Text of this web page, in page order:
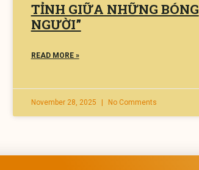
TỈNH GIỮA NHỮNG BÓNG
NGƯỜI”
READ MORE »
November 28, 2025 No Comments